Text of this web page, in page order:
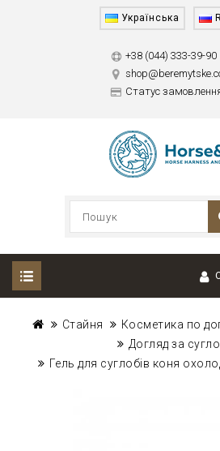
Українська
+38 (044) 333-39-90
Статус
Стайня
Косметика по
Догляд за
Гель для суглобів коня